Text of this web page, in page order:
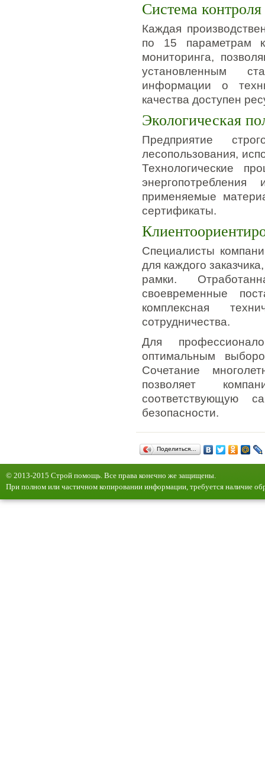
Система контроля
Каждая
по 15 параметрам
мониторинга,
установленным
информации о
качества доступен
Экологическая
Предприятие
лесопользования,
Технологические
применяемые
сертификаты.
Специалисты
для каждого
рамки.
своевременные
комплексная
сотрудничества.
Для
оптимальным
Сочетание
позволяет
соответствующую
безопасности.
Поделиться…
© 2013-2015 Строй помощь. Все права конечно же защищены.
При полном или частичном копировании информации, требуется наличие